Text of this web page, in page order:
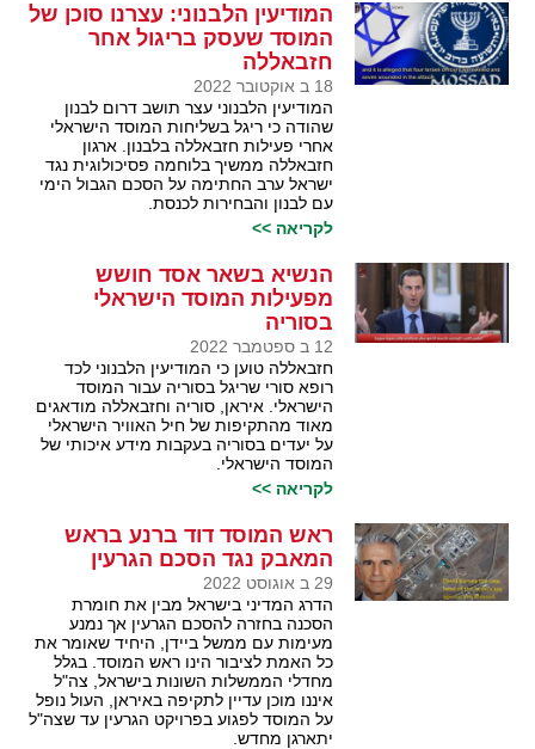
המודיעין הלבנוני: עצרנו סוכן של
המוסד שעסק בריגול אחר
חזבאללה
18 ב אוקטובר 2022
המודיעין הלבנוני עצר תושב דרום לבנון
שהודה כי ריגל בשליחות המוסד הישראלי
אחרי פעילות חזבאללה בלבנון. ארגון
חזבאללה ממשיך בלוחמה פסיכולוגית נגד
ישראל ערב החתימה על הסכם הגבול הימי
עם לבנון והבחירות לכנסת.
לקריאה >>
הנשיא בשאר אסד חושש
מפעילות המוסד הישראלי
בסוריה
12 ב ספטמבר 2022
חזבאללה טוען כי המודיעין הלבנוני לכד
רופא סורי שריגל בסוריה עבור המוסד
הישראלי. איראן, סוריה וחזבאללה מודאגים
מאוד מהתקיפות של חיל האוויר הישראלי
על יעדים בסוריה בעקבות מידע איכותי של
המוסד הישראלי.
לקריאה >>
ראש המוסד דוד ברנע בראש
המאבק נגד הסכם הגרעין
29 ב אוגוסט 2022
הדרג המדיני בישראל מבין את חומרת
הסכנה בחזרה להסכם הגרעין אך נמנע
מעימות עם ממשל ביידן, היחיד שאומר את
כל האמת לציבור הינו ראש המוסד. בגלל
מחדלי הממשלות השונות בישראל, צה"ל
איננו מוכן עדיין לתקיפה באיראן, העול נופל
על המוסד לפגוע בפרויקט הגרעין עד שצה"ל
יתארגן מחדש.